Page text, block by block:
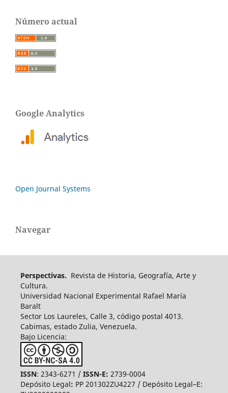
Número actual
Google Analytics
Open Journal Systems
Navegar
Perspectivas. Revista de Historia, Geografía, Arte y
Cultura.
Universidad Nacional Experimental Rafael María
Baralt
Sector Los Laureles, Calle 3, código postal 4013.
Cabimas, estado Zulia, Venezuela.
Bajo Licencia:
ISSN: 2343-6271 / ISSN-E: 2739-0004
Depósito Legal: PP 201302ZU4227 / Depósito Legal–E: